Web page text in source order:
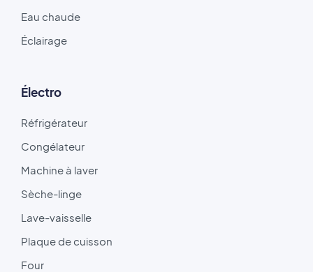
Eau chaude
Éclairage
Électro
Réfrigérateur
Congélateur
Machine à laver
Sèche-linge
Lave-vaisselle
Plaque de cuisson
Four